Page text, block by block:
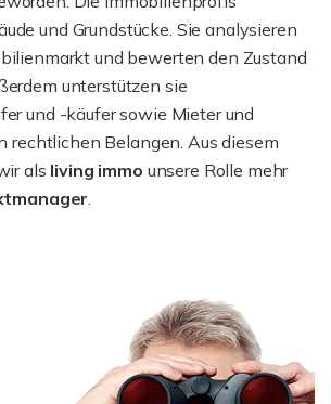
und Grundstücke. Sie analysieren
und bewerten den Zustand
unterstützen sie
und -käufer sowie Mieter und
rechtlichen Belangen. Aus diesem
als living immo unsere Rolle mehr
.